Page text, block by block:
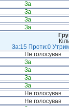
За
За
За
За
За:15 Проти:0
Не голосував
За
За
За
За
Не голосував
Не голосував